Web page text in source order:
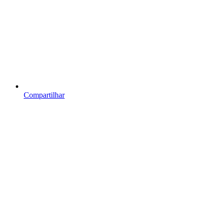
Compartilhar